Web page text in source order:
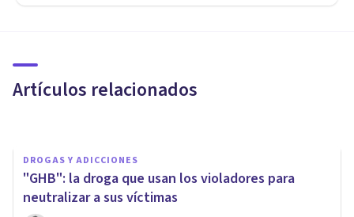
Artículos relacionados
anular tu voluntad
DROGAS Y ADICCIONES
"GHB": la droga que usan los violadores para
neutralizar a sus víctimas